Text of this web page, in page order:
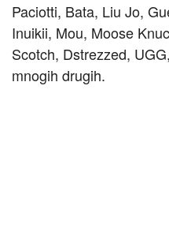
Paciotti, Bata, Liu Jo,
Inuikii, Mou, Moose
Scotch, Dstrezzed,
mnogih drugih.